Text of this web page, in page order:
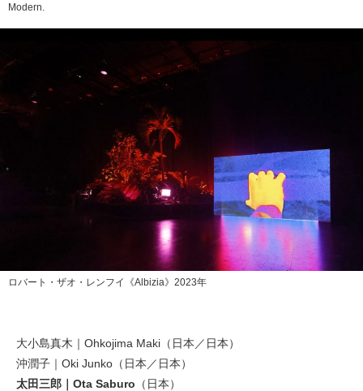
Modern.
ロバート・ザオ・レンフイ《Albizia》2023年
大小島真木｜Ohkojima Maki（日本／日本）
沖潤子｜Oki Junko（日本／日本）
太田三郎｜Ota Saburo （日本）